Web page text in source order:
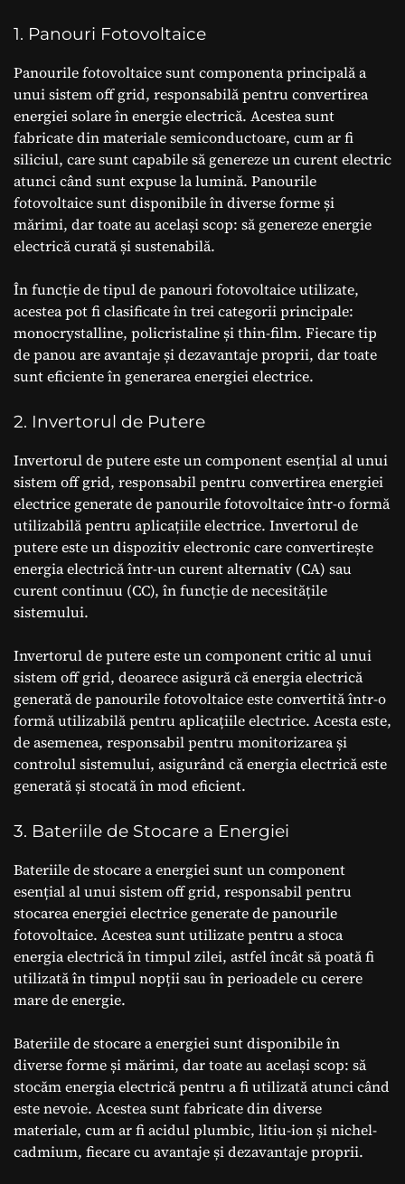
1. Panouri Fotovoltaice
Panourile fotovoltaice sunt componenta principală a
unui sistem off grid, responsabilă pentru convertirea
energiei solare în energie electrică. Acestea sunt
fabricate din materiale semiconductoare, cum ar fi
siliciul, care sunt capabile să genereze un curent electric
atunci când sunt expuse la lumină. Panourile
fotovoltaice sunt disponibile în diverse forme și
mărimi, dar toate au același scop: să genereze energie
electrică curată și sustenabilă.
În funcție de tipul de panouri fotovoltaice utilizate,
acestea pot fi clasificate în trei categorii principale:
monocrystalline, policristaline și thin-film. Fiecare tip
de panou are avantaje și dezavantaje proprii, dar toate
sunt eficiente în generarea energiei electrice.
2. Invertorul de Putere
Invertorul de putere este un component esențial al unui
sistem off grid, responsabil pentru convertirea energiei
electrice generate de panourile fotovoltaice într-o formă
utilizabilă pentru aplicațiile electrice. Invertorul de
putere este un dispozitiv electronic care convertirește
energia electrică într-un curent alternativ (CA) sau
curent continuu (CC), în funcție de necesitățile
sistemului.
Invertorul de putere este un component critic al unui
sistem off grid, deoarece asigură că energia electrică
generată de panourile fotovoltaice este convertită într-o
formă utilizabilă pentru aplicațiile electrice. Acesta este,
de asemenea, responsabil pentru monitorizarea și
controlul sistemului, asigurând că energia electrică este
generată și stocată în mod eficient.
3. Bateriile de Stocare a Energiei
Bateriile de stocare a energiei sunt un component
esențial al unui sistem off grid, responsabil pentru
stocarea energiei electrice generate de panourile
fotovoltaice. Acestea sunt utilizate pentru a stoca
energia electrică în timpul zilei, astfel încât să poată fi
utilizată în timpul nopții sau în perioadele cu cerere
mare de energie.
Bateriile de stocare a energiei sunt disponibile în
diverse forme și mărimi, dar toate au același scop: să
stocăm energia electrică pentru a fi utilizată atunci când
este nevoie. Acestea sunt fabricate din diverse
materiale, cum ar fi acidul plumbic, litiu-ion și nichel-
cadmium, fiecare cu avantaje și dezavantaje proprii.